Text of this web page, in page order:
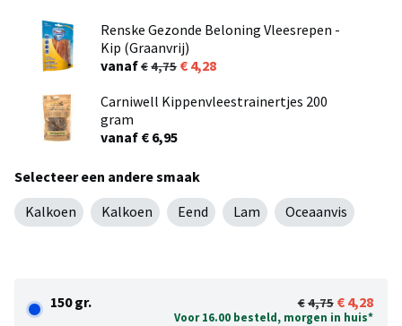
Renske Gezonde Beloning Vleesrepen -
Kip (Graanvrij)
vanaf
4,75
4,28
Carniwell Kippenvleestrainertjes 200
gram
vanaf € 6,95
Selecteer een andere smaak
Kalkoen
Kalkoen Eend Lam Oceaanvis
150 gr. 4,75 4,28
Voor 16.00 besteld, morgen in huis*